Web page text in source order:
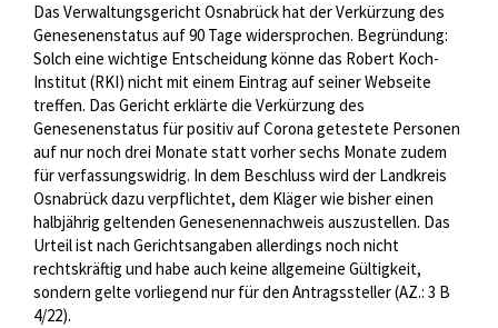
Das Verwaltungsgericht Osnabrück hat der Verkürzung des
Genesenenstatus auf 90 Tage widersprochen. Begründung:
Solch eine wichtige Entscheidung könne das Robert Koch-
Institut (RKI) nicht mit einem Eintrag auf seiner Webseite
treffen. Das Gericht erklärte die Verkürzung des
Genesenenstatus für positiv auf Corona getestete Personen
auf nur noch drei Monate statt vorher sechs Monate zudem
für verfassungswidrig. In dem Beschluss wird der Landkreis
Osnabrück dazu verpflichtet, dem Kläger wie bisher einen
halbjährig geltenden Genesenennachweis auszustellen. Das
Urteil ist nach Gerichtsangaben allerdings noch nicht
rechtskräftig und habe auch keine allgemeine Gültigkeit,
sondern gelte vorliegend nur für den Antragssteller (AZ.: 3 B
4/22).